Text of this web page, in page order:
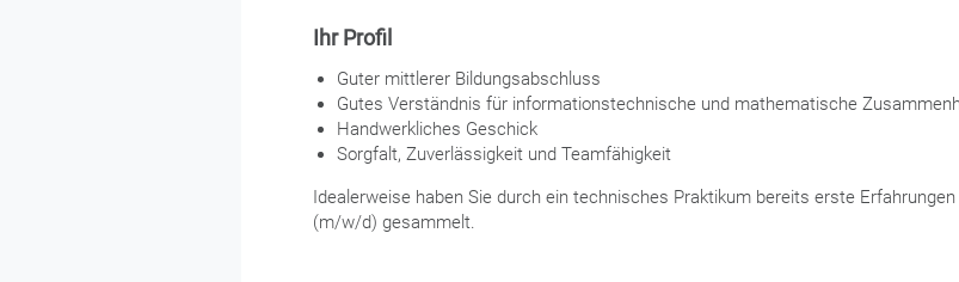
Ihr Profil
Guter mittlerer Bildungsabschluss
Gutes Verständnis für informationstechnische und mathematische
Handwerkliches Geschick
Sorgfalt, Zuverlässigkeit und Teamfähigkeit
Idealerweise haben Sie durch ein technisches Praktikum bereits erste
(m/w/d) gesammelt.